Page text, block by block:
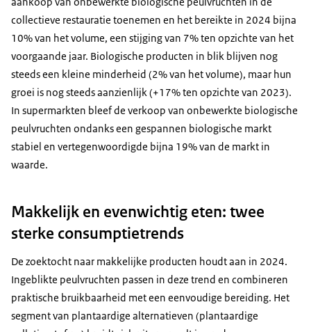
collectieve restauratie toenemen en het bereikte in 2024 bijna
10% van het volume, een stijging van 7% ten opzichte van het
voorgaande jaar. Biologische producten in blik blijven nog
steeds een kleine minderheid (2% van het volume), maar hun
groei is nog steeds aanzienlijk (+17% ten opzichte van 2023).
In supermarkten bleef de verkoop van onbewerkte biologische
peulvruchten ondanks een gespannen biologische markt
stabiel en vertegenwoordigde bijna 19% van de markt in
waarde.
Makkelijk en evenwichtig eten: twee
sterke consumptietrends
De zoektocht naar makkelijke producten houdt aan in 2024.
Ingeblikte peulvruchten passen in deze trend en combineren
praktische bruikbaarheid met een eenvoudige bereiding. Het
segment van plantaardige alternatieven (plantaardige